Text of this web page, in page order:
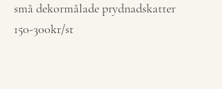
små dekormålade prydnadskatter
150-300kr/st